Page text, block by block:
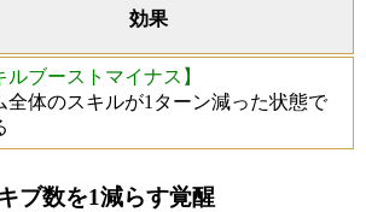
効果
ルブーストマイナス】
全体のスキルが1ターン減った状態で
ブ数を1減らす覚醒